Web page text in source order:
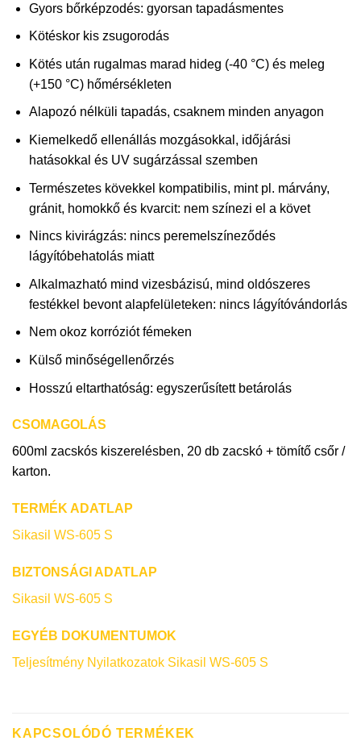
Gyors bőrképzodés: gyorsan tapadásmentes
Kötéskor kis zsugorodás
Kötés után rugalmas marad hideg (-40 °C) és meleg
(+150 °C) hőmérsékleten
Alapozó nélküli tapadás, csaknem minden anyagon
Kiemelkedő ellenállás mozgásokkal, időjárási
hatásokkal és UV sugárzással szemben
Természetes kövekkel kompatibilis, mint pl. márvány,
gránit, homokkő és kvarcit: nem színezi el a követ
Nincs kivirágzás: nincs peremelszíneződés
lágyítóbehatolás miatt
Alkalmazható mind vizesbázisú, mind oldószeres
festékkel bevont alapfelületeken: nincs lágyítóvándorlás
Nem okoz korróziót fémeken
Külső minőségellenőrzés
Hosszú eltarthatóság: egyszerűsített betárolás
CSOMAGOLÁS
600ml zacskós kiszerelésben, 20 db zacskó + tömítő csőr /
karton.
TERMÉK ADATLAP
Sikasil WS-605 S
BIZTONSÁGI ADATLAP
Sikasil WS-605 S
EGYÉB DOKUMENTUMOK
Teljesítmény Nyilatkozatok Sikasil WS-605 S
KAPCSOLÓDÓ TERMÉKEK